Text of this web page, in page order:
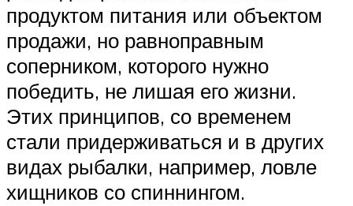
продуктом питания или объектом
продажи, но равноправным
соперником, которого нужно
победить, не лишая его жизни.
Этих принципов, со временем
стали придерживаться и в других
видах рыбалки, например, ловле
хищников со спиннингом.